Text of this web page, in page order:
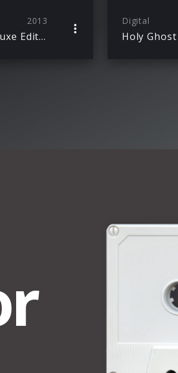
2013
Big TV (Deluxe Edition)
Digital
Holy Ghost